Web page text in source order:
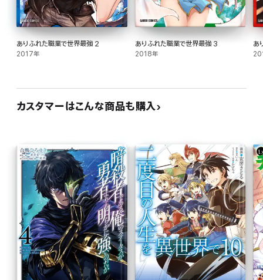
ありふれた職業で世界最強 2
2017年
ありふれた職業で世界最強 3
2018年
あ
カスタマーはこんな商品も購入